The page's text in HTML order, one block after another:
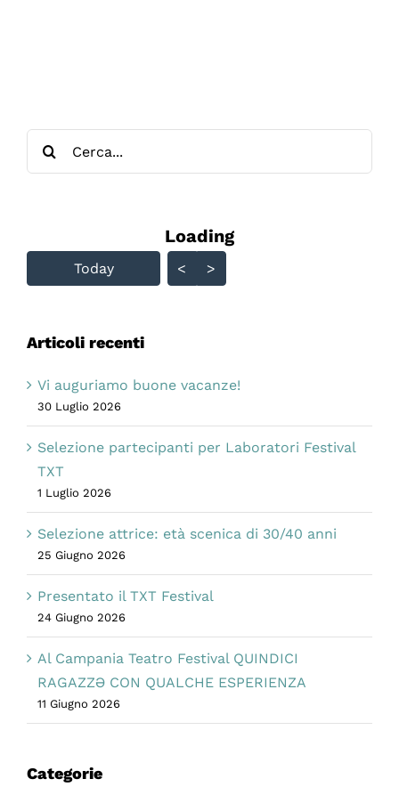
Skip Calendar
Loading - current view is
Loading
Today < >
Articoli recenti
Vi auguriamo buone vacanze!
30 Luglio 2026
Selezione partecipanti per Laboratori Festival
TXT
1 Luglio 2026
Selezione attrice: età scenica di 30/40 anni
25 Giugno 2026
Presentato il TXT Festival
24 Giugno 2026
Al Campania Teatro Festival QUINDICI
RAGAZZƏ CON QUALCHE ESPERIENZA
11 Giugno 2026
Categorie